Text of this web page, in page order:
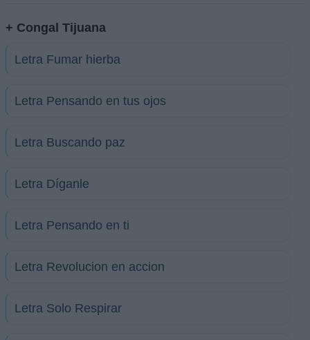
+ Congal Tijuana
Letra Fumar hierba
Letra Pensando en tus ojos
Letra Buscando paz
Letra Díganle
Letra Pensando en ti
Letra Revolucion en accion
Letra Solo Respirar